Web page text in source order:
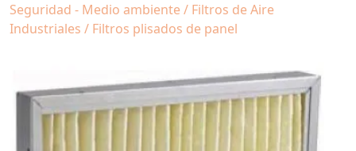
Seguridad - Medio ambiente / Filtros de Aire
Industriales / Filtros plisados de panel